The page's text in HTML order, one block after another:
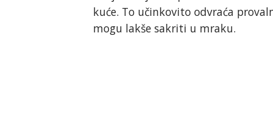
kuće. To učinkovito odvraća
mogu lakše sakriti u mraku.